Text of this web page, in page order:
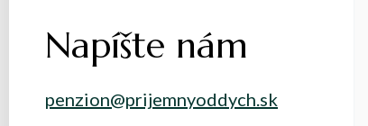
Napíšte nám
penzion@prijemnyoddych.sk